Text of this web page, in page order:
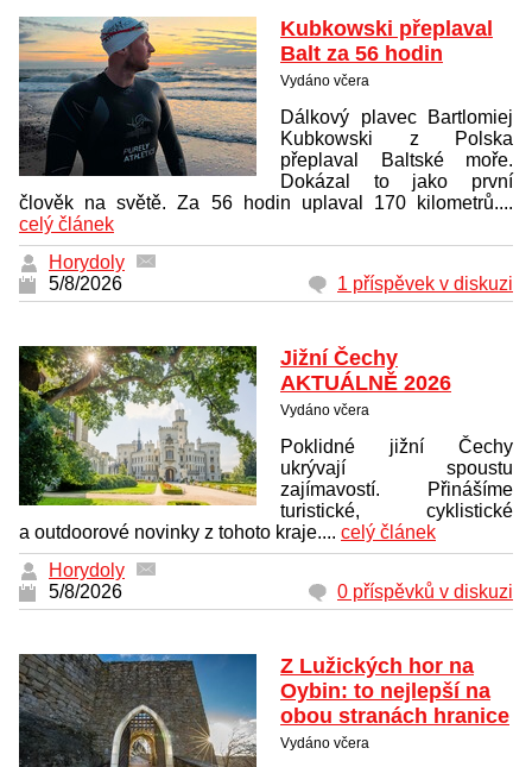
Kubkowski přeplaval
Balt za 56 hodin
Vydáno včera
Dálkový plavec Bartlomiej
Kubkowski z Polska
přeplaval Baltské moře.
Dokázal to jako první
člověk na světě. Za 56 hodin uplaval 170 kilometrů....
celý článek
Horydoly
5/8/2026
1 příspěvek v diskuzi
Jižní Čechy
AKTUÁLNĚ 2026
Vydáno včera
Poklidné jižní Čechy
ukrývají spoustu
zajímavostí. Přinášíme
turistické, cyklistické
a outdoorové novinky z tohoto kraje.... celý článek
Horydoly
5/8/2026
0 příspěvků v diskuzi
Z Lužických hor na
Oybin: to nejlepší na
obou stranách hranice
Vydáno včera